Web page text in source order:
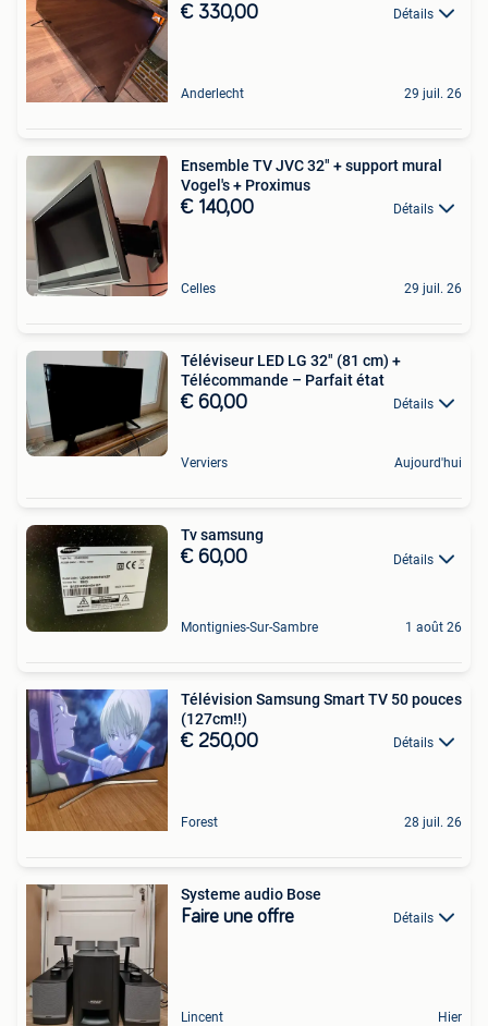
€ 330,00 Détails
Anderlecht 29 juil. 26
Ensemble TV JVC 32" + support mural
Vogel's + Proximus
€ 140,00 Détails
Celles 29 juil. 26
Téléviseur LED LG 32" (81 cm) +
Télécommande – Parfait état
€ 60,00 Détails
Verviers Aujourd'hui
Tv samsung
€ 60,00 Détails
Montignies-Sur-Sambre 1 août 26
Télévision Samsung Smart TV 50 pouces
(127cm!!)
€ 250,00 Détails
Forest 28 juil. 26
Systeme audio Bose
Faire une offre Détails
Lincent Hier